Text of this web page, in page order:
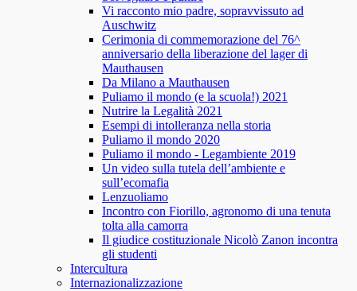
Vi racconto mio padre, sopravvissuto ad
Auschwitz
Cerimonia di commemorazione del 76^
anniversario della liberazione del lager di
Mauthausen
Da Milano a Mauthausen
Puliamo il mondo (e la scuola!) 2021
Nutrire la Legalità 2021
Esempi di intolleranza nella storia
Puliamo il mondo 2020
Puliamo il mondo - Legambiente 2019
Un video sulla tutela dell’ambiente e
sull’ecomafia
Lenzuoliamo
Incontro con Fiorillo, agronomo di una tenuta
tolta alla camorra
Il giudice costituzionale Nicolò Zanon incontra
gli studenti
Intercultura
Internazionalizzazione